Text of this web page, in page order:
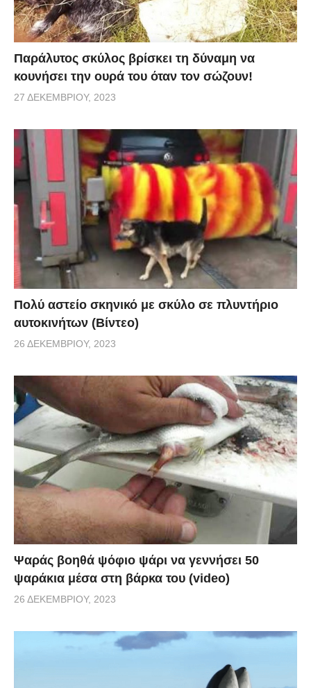
Παράλυτος σκύλος βρίσκει τη δύναμη να
κουνήσει την ουρά του όταν τον σώζουν!
27 ΔΕΚΕΜΒΡΊΟΥ, 2023
Πολύ αστείο σκηνικό με σκύλο σε πλυντήριο
αυτοκινήτων (Βίντεο)
26 ΔΕΚΕΜΒΡΊΟΥ, 2023
Ψαράς βοηθά ψόφιο ψάρι να γεννήσει 50
ψαράκια μέσα στη βάρκα του (video)
26 ΔΕΚΕΜΒΡΊΟΥ, 2023